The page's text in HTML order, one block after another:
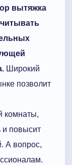
вытяжка
Широкий
позволит
комнаты,
и повысит
А вопрос,